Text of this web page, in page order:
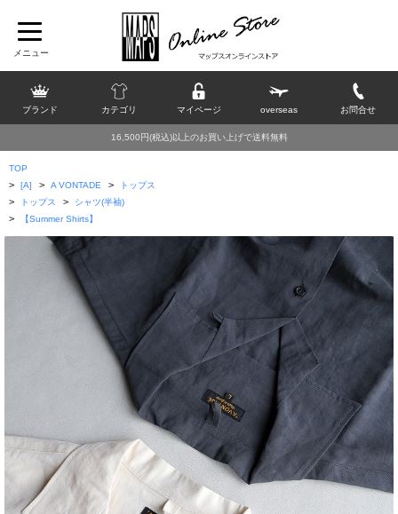
ブランド カテゴリ マイページ overseas お問合せ
16,500円(税込)以上のお買い上げで送料無料
TOP
> [A] > A VONTADE > トップス
> トップス > シャツ(半袖)
> 【Summer Shirts】